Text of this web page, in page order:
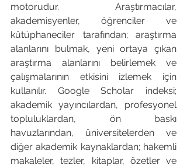
motorudur. Araştırmacılar,
akademisyenler, öğrenciler ve
kütüphaneciler tarafından; araştırma
alanlarını bulmak, yeni ortaya çıkan
araştırma alanlarını belirlemek ve
çalışmalarının etkisini izlemek için
kullanılır. Google Scholar indeksi;
akademik yayıncılardan, profesyonel
topluluklardan, ön baskı
havuzlarından, üniversitelerden ve
diğer akademik kaynaklardan; hakemli
makaleler, tezler, kitaplar, özetler ve